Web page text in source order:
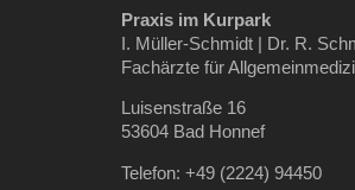
Praxis im Kurpark
I. Müller-Schmidt | Dr. R.
Fachärzte für
Luisenstraße 16
53604 Bad Honnef
Telefon: +49 (2224) 94450